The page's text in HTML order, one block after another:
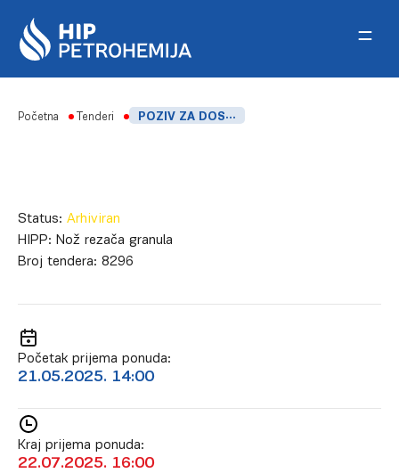
Početna Tenderi POZIV ZA DOSTAVLJANJE PONUDA-NABAVKA NOŽA REZAČA GRANULA
Status: Arhiviran
HIPP: Nož rezača granula
Broj tendera: 8296
Početak prijema ponuda:
21.05.2025. 14:00
Kraj prijema ponuda:
22.07.2025. 16:00